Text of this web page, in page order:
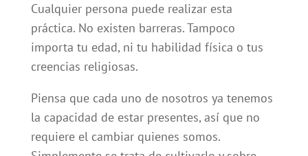
Cualquier persona puede realizar esta
práctica. No existen barreras. Tampoco
importa tu edad, ni tu habilidad física o tus
creencias religiosas.
Piensa que cada uno de nosotros ya tenemos
la capacidad de estar presentes, así que no
requiere el cambiar quienes somos.